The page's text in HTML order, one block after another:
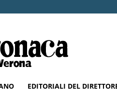
Cronaca
di
Verona
EDITORIALI DEL